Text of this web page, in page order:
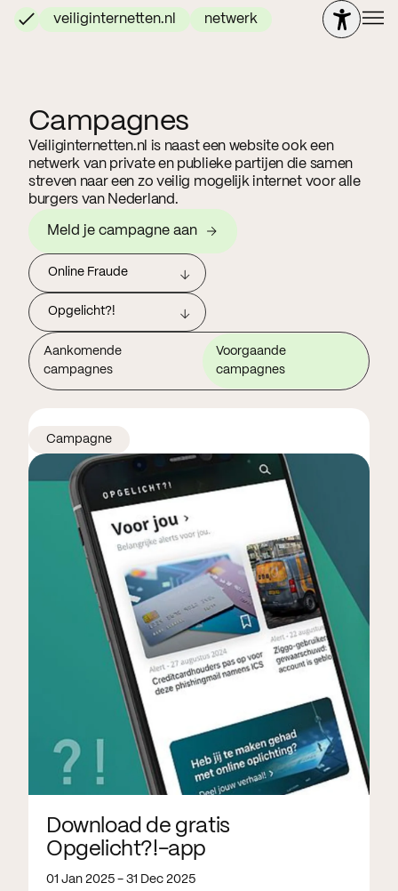
veiliginternetten.nl netwerk
Campagnes
Veiliginternetten.nl is naast een website ook een
netwerk van private en publieke partijen die samen
streven naar een zo veilig mogelijk internet voor alle
burgers van Nederland.
Meld je campagne aan
Online Fraude
Opgelicht?!
Aankomende
campagnes
Voorgaande
campagnes
Download de gratis
Opgelicht?!-app
01 Jan 2025 - 31 Dec 2025
Campagne